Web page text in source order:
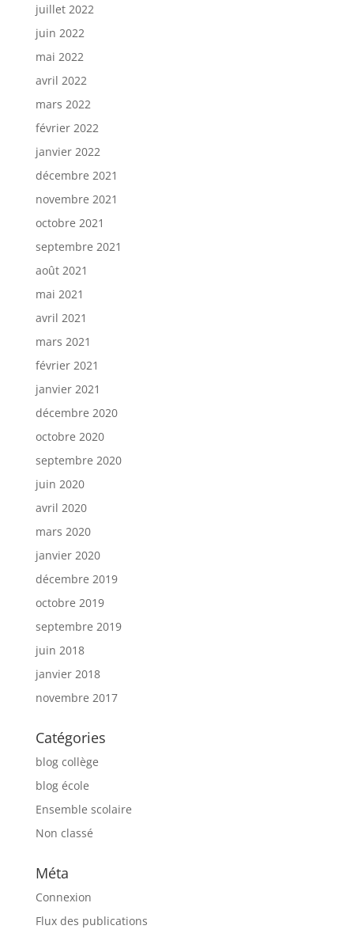
juillet 2022
juin 2022
mai 2022
avril 2022
mars 2022
février 2022
janvier 2022
décembre 2021
novembre 2021
octobre 2021
septembre 2021
août 2021
mai 2021
avril 2021
mars 2021
février 2021
janvier 2021
décembre 2020
octobre 2020
septembre 2020
juin 2020
avril 2020
mars 2020
janvier 2020
décembre 2019
octobre 2019
septembre 2019
juin 2018
janvier 2018
novembre 2017
Catégories
blog collège
blog école
Ensemble scolaire
Non classé
Méta
Connexion
Flux des publications